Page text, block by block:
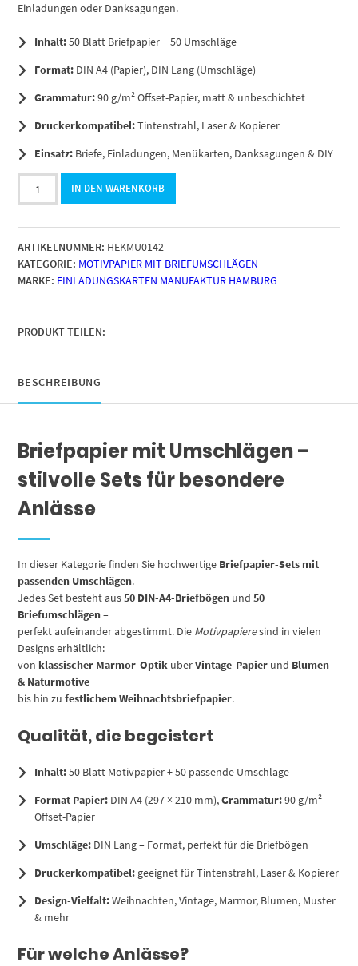
Einladungen oder Danksagungen.
Inhalt:50 Blatt Briefpapier + 50 Umschläge
Format: DIN A4 (Papier), DIN Lang (Umschläge)
Grammatur:90 g/m² Offset-Papier, matt & unbeschichtet
Druckerkompatibel:Tintenstrahl, Laser & Kopierer
Einsatz: Briefe, Einladungen, Menükarten, Danksagungen & DIY
50
Blatt
SET,
Briefpapier
und
Briefumschläge,
Vintage
Rosa
IN DEN WARENKORB
ARTIKELNUMMER: HEKMU0142
KATEGORIE: MOTIVPAPIER MIT BRIEFUMSCHLÄGEN
MARKE: EINLADUNGSKARTEN MANUFAKTUR HAMBURG
PRODUKT TEILEN:
BESCHREIBUNG
Briefpapier mit Umschlägen –
stilvolle Sets für besondere
Anlässe
In dieser Kategorie finden Sie hochwertige Briefpapier-Sets mit
passenden Umschlägen.
Jedes Set besteht aus50 DIN-A4-Briefbögen und50
Briefumschlägen–
perfekt aufeinander abgestimmt. Die Motivpapieresind in vielen
Designs erhältlich:
von klassischer Marmor-Optik überVintage-Papier und Blumen-
& Naturmotive
bis hin zufestlichem Weihnachtsbriefpapier.
Qualität, die begeistert
Inhalt:50 Blatt Motivpapier + 50 passende Umschläge
Format Papier: DIN A4 (297 × 210 mm),Grammatur:90 g/m²
Offset-Papier
Umschläge: DIN Lang – Format, perfekt für die Briefbögen
Druckerkompatibel: geeignet für Tintenstrahl, Laser & Kopierer
Design-Vielfalt:Weihnachten, Vintage, Marmor, Blumen, Muster
& mehr
Für welche Anlässe?